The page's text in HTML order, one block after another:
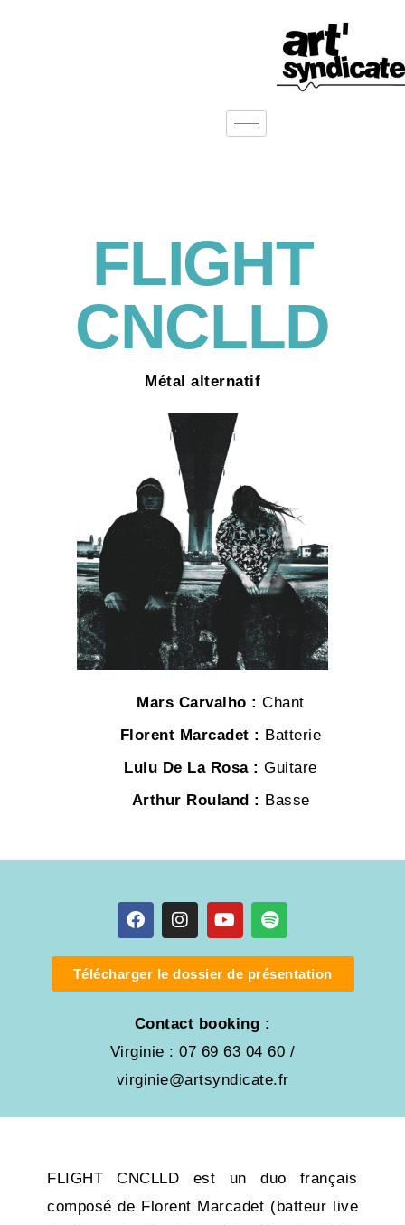
FLIGHT
CNCLLD
Métal alternatif
Mars Carvalho : Chant
Florent Marcadet : Batterie
Lulu De La Rosa :Guitare
Arthur Rouland : Basse
Télécharger le dossier de présentation
Contact booking :
Virginie : 07 69 63 04 60 /
virginie@artsyndicate.fr
FLIGHT CNCLLD est un duo français
composé de Florent Marcadet (batteur live